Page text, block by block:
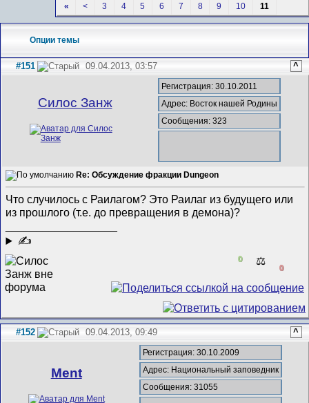
« < 3 4 5 6 7 8 9 10 11
Опции темы
#151 09.04.2013, 03:57 ^
Силос Занж
Регистрация: 30.10.2011
Адрес: Восток нашей Родины
Сообщения: 323
Re: Обсуждение фракции Dungeon
Что случилось с Раилагом? Это Раилаг из будущего или
из прошлого (т.е. до превращения в демона)?
✍
0 ⚖️
0
#152 09.04.2013, 09:49 ^
Ment
Регистрация: 30.10.2009
Адрес: Национальный заповедник
Сообщения: 31055